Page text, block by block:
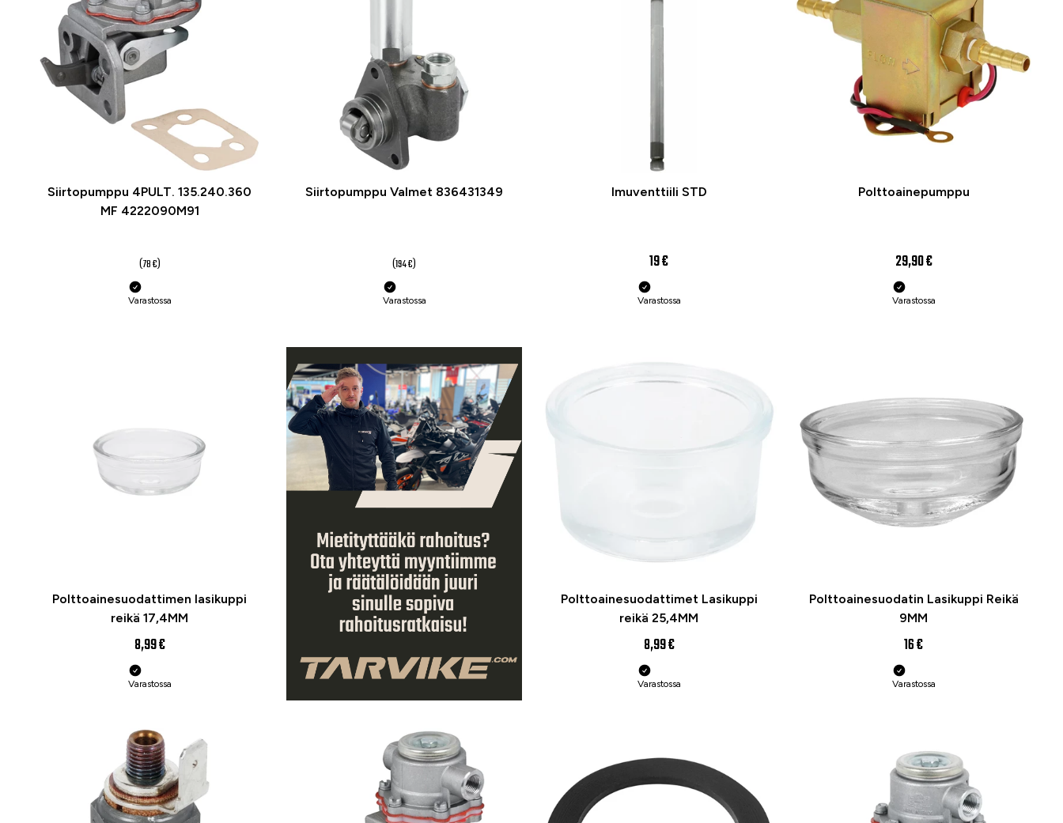
Siirtopumppu 4PULT. 135.240.360
MF 4222090M91
(78 €)
Varastossa
Siirtopumppu Valmet 836431349
(194 €)
Varastossa
Imuventtiili STD
19 €
Varastossa
Polttoainepumppu
29,90 €
Varastossa
Polttoainesuodattimen lasikuppi
reikä 17,4MM
8,99 €
Varastossa
Polttoainesuodattimet Lasikuppi
reikä 25,4MM
8,99 €
Varastossa
Polttoainesuodatin Lasikuppi Reikä
9MM
16 €
Varastossa